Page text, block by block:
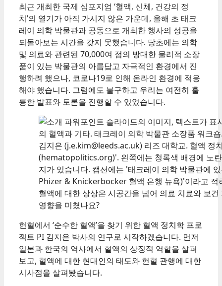
최근 개최한 국제 심포지엄 ‘혈액, 신체, 건강의 정
치’의 열기가 아직 가시지 않은 가운데, 올해 초 태크
레이 의학 박물관과 공동으로 개최한 행사의 성공을
되돌아보는 시간을 갖지 못했습니다. 당초에는 의학
및 의료와 관련된 70,000여 점의 방대한 물리적 소장
품이 있는 박물관의 아름답고 자극적인 환경에서 진
행하려 했으나, 코로나19로 인해 온라인 환경에 적응
해야 했습니다. 그럼에도 불구하고 우리는 여전히 훌
륭한 발표와 토론을 진행할 수 있었습니다.
혈액에 대한 상상은 시공간을 넘어 의료 치료와 보
영향을 미쳤나요?
헌혈에서 ‘순수한 혈액’을 찾기 위한 혈액 정치학 프로
젝트 PI 김지은 박사의 연구로 시작하겠습니다. 먼저
일본과 한국의 역사에서 혈액의 상징적 역할을 살펴
보고, 혈액에 대한 현대인의 태도와 헌혈 관행에 대한
시사점을 살펴봤습니다.